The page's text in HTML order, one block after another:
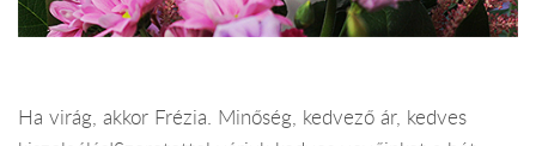
Ha virág, akkor Frézia. Minőség, kedvező ár, kedves